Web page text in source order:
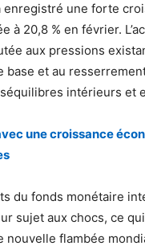
enregistré une forte
à 20,8 % en février.
aux pressions
base et au
intérieurs et
une croissance
du fonds monétaire
sujet aux chocs, ce
nouvelle flambée